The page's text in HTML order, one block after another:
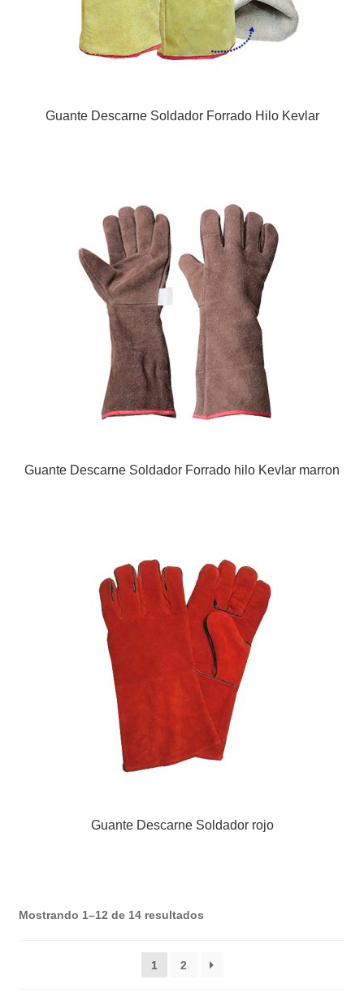
Guante Descarne Soldador Forrado Hilo Kevlar
Guante Descarne Soldador Forrado hilo Kevlar marron
Guante Descarne Soldador rojo
Mostrando 1–12 de 14 resultados
1 2